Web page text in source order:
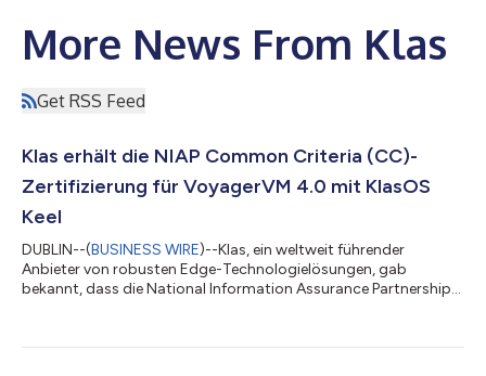
More News From Klas
Get RSS Feed
Klas erhält die NIAP Common Criteria (CC)-
Zertifizierung für VoyagerVM 4.0 mit KlasOS
Keel
DUBLIN--(BUSINESS WIRE)--Klas, ein weltweit führender
Anbieter von robusten Edge-Technologielösungen, gab
bekannt, dass die National Information Assurance Partnership
Common Criteria für die Bewertung der IT-Sicherheit